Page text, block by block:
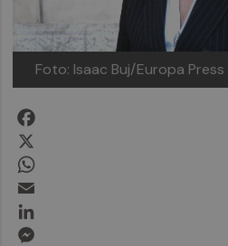
Foto: Isaac Buj/Europa Press